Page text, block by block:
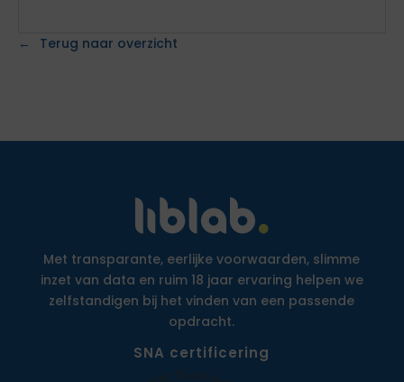
Terug naar overzicht
Met transparante, eerlijke voorwaarden, slimme
inzet van data en ruim 18 jaar ervaring helpen we
zelfstandigen bij het vinden van een passende
opdracht.
SNA certificering